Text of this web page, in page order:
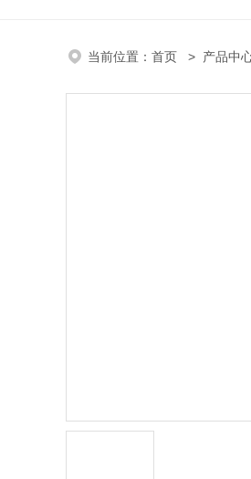
当前位置： 首页 > 产品中